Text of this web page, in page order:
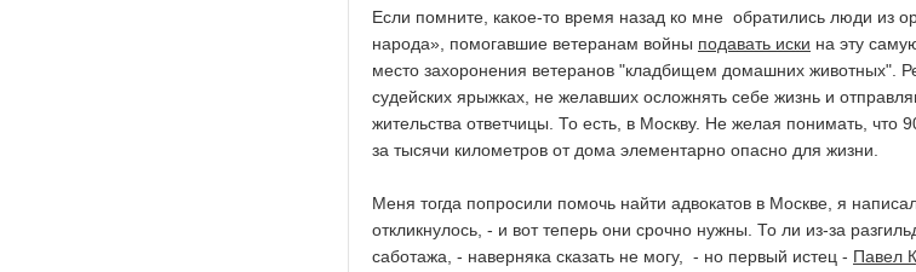
Если помните, какое-то время назад ко мне обратились люди из
народа», помогавшие ветеранам войны подавать иски на эту
место захоронения ветеранов "кладбищем домашних животных".
судейских ярыжках, не желавших осложнять себе жизнь и
жительства ответчицы. То есть, в Москву. Не желая понимать, что
за тысячи километров от дома элементарно опасно для жизни.
Меня тогда попросили помочь найти адвокатов в Москве, я
откликнулось, - и вот теперь они срочно нужны. То ли из-за
саботажа, - наверняка сказать не могу, - но первый истец - Павел